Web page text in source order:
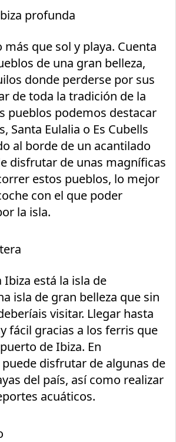
profunda
que sol y playa. Cuenta
de una gran belleza,
donde perderse por sus
de toda la tradición de la
pueblos podemos destacar
Santa Eulalia o Es Cubells
al borde de un acantilado
disfrutar de unas magníficas
estos pueblos, lo mejor
con el que poder
la isla.
está la isla de
isla de gran belleza que sin
visitar. Llegar hasta
fácil gracias a los ferris que
de Ibiza. En
disfrutar de algunas de
del país, así como realizar
acuáticos.